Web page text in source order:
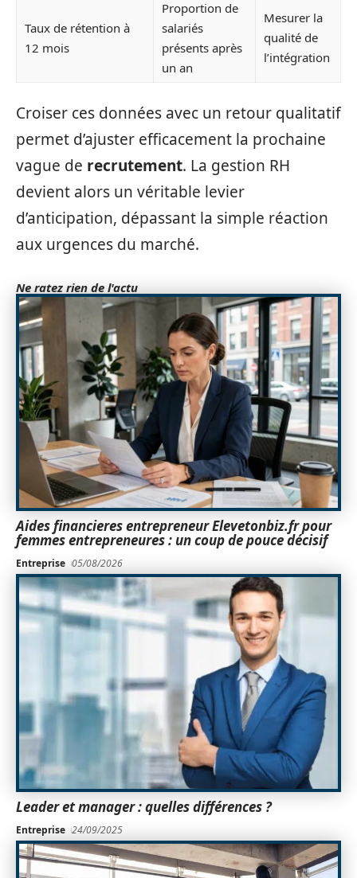
Taux de rétention à
12 mois
Proportion de
salariés
présents après
un an
Mesurer la
qualité de
l’intégration
Croiser ces données avec un retour qualitatif
permet d’ajuster efficacement la prochaine
vague de recrutement. La gestion RH
devient alors un véritable levier
d’anticipation, dépassant la simple réaction
aux urgences du marché.
Ne ratez rien de l'actu
Aides financieres entrepreneur Elevetonbiz.fr pour
femmes entrepreneures : un coup de pouce décisif
Entreprise 05/08/2026
Leader et manager : quelles différences ?
Entreprise 24/09/2025